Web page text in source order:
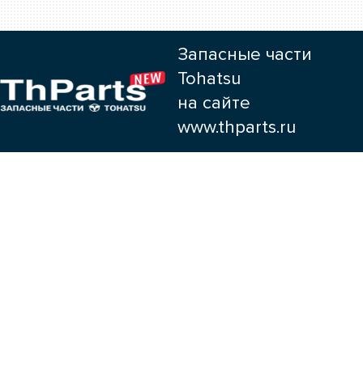
Запасные части
Tohatsu
на сайте
www.thparts.ru